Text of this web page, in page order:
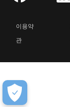
이용약
관